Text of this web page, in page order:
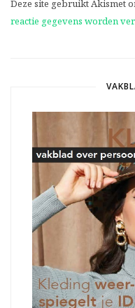
Deze site gebruikt Akismet
reactie gegevens worden